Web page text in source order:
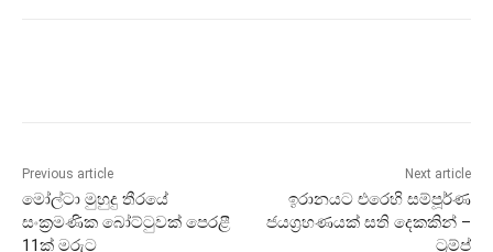
Previous article
මෝල්ටා මුහුදු තීරයේ
සංක්‍රමණික බෝට්ටුවක් පෙරළී
11ක් මරුට
Next article
ඉරානයට එරෙහි සම්පූර්ණ
ජයග්‍රහණයක් සති දෙකකින් –
ට්‍රම්ප්